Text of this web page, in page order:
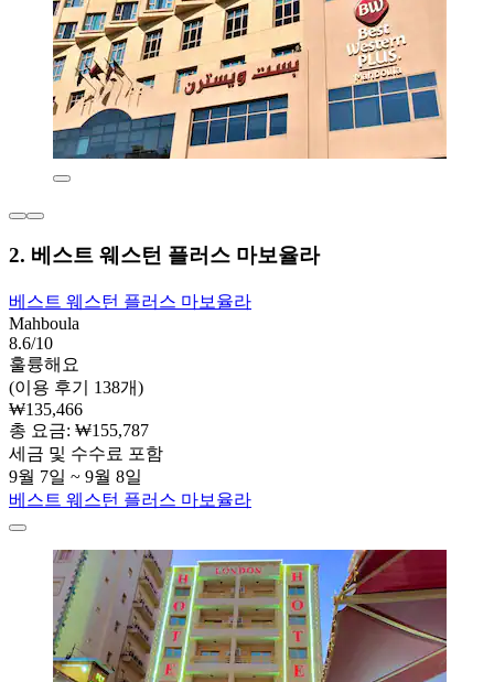
2. 베스트 웨스턴 플러스 마보율라
베스트 웨스턴 플러스 마보율라
Mahboula
8.6/10
훌륭해요
(이용 후기 138개)
₩135,466
총 요금: ₩155,787
세금 및 수수료 포함
9월 7일 ~ 9월 8일
베스트 웨스턴 플러스 마보율라